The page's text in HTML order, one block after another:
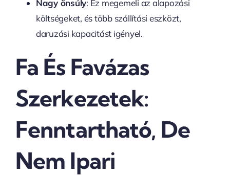
Nagy önsúly: Ez megemeli az alapozási
költségeket, és több szállítási eszközt,
daruzási kapacitást igényel.
Fa És Favázas
Szerkezetek:
Fenntartható, De
Nem Ipari